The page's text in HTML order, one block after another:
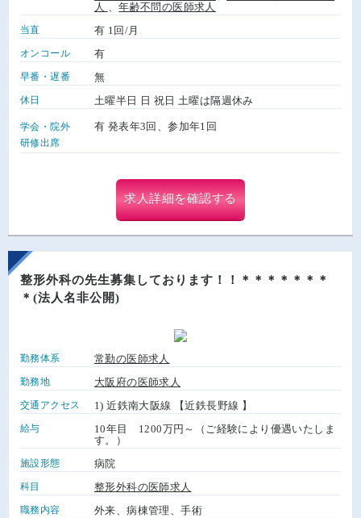
人
、年齢不問の医師求人
当直 有 1回/月
オンコール 有
早番・遅番 無
休日 土曜半日 日 祝日 土曜は隔週休み
学会・院外
研修出席
有 発表年3回、参加年1回
求人詳細を確認する
整形外科の先生募集しております！！＊＊＊＊＊＊＊
＊(法人名非公開)
勤務体系 常勤の医師求人
勤務地 大阪府の医師求人
交通アクセス 1) 近鉄南大阪線 【近鉄長野線 】
給与
10年目 1200万円～（ご経験により優遇いたしま
す。）
施設形態 病院
科目 整形外科の医師求人
職務内容 外来、病棟管理、手術